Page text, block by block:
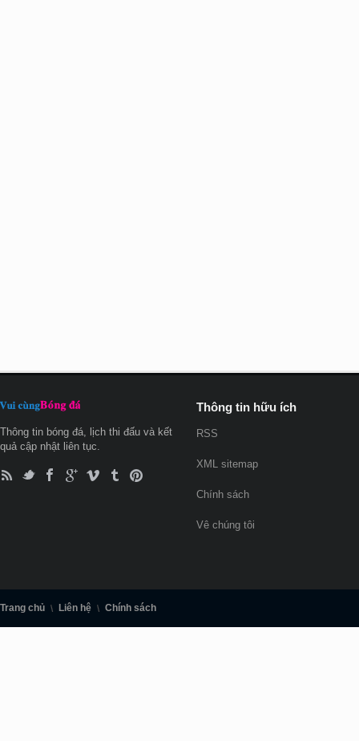
Thông tin bóng đá, lịch thi đấu và kết
quả cập nhật liên tục.
Thông tin hữu ích
RSS
XML sitemap
Chính sách
Vê chúng tôi
Trang chủ Liên hệ Chính sách